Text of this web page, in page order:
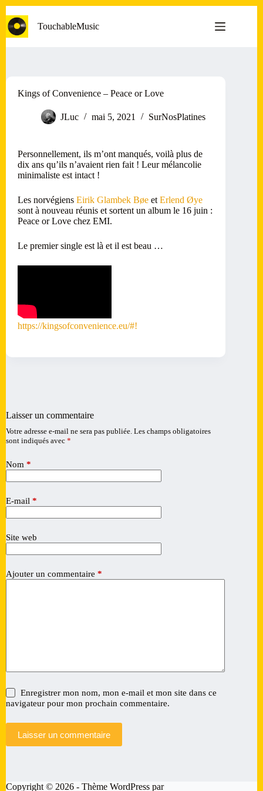
au
contenu
TouchableMusic
Kings of Convenience – Peace or Love
JLuc mai 5, 2021 SurNosPlatines
Personnellement, ils m’ont manqués, voilà plus de
dix ans qu’ils n’avaient rien fait ! Leur mélancolie
minimaliste est intact !
Les norvégiens Eirik Glambek Bøe et Erlend Øye
sont à nouveau réunis et sortent un album le 16 juin :
Peace or Love chez EMI.
Le premier single est là et il est beau …
https://kingsofconvenience.eu/#!
Laisser un commentaire
Votre adresse e-mail ne sera pas publiée. Les champs obligatoires
sont indiqués avec *
Nom *
E-mail *
Site web
Ajouter un commentaire *
Enregistrer mon nom, mon e-mail et mon site dans ce
navigateur pour mon prochain commentaire.
Laisser un commentaire
A
l
e
n
t
i
e
Copyright © 2026 - Thème WordPress par